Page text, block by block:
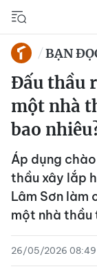
BẠN
Đấu thầu
một nhà
bao
Áp dụng
thầu xây lắp
Lâm Sơn làm
một nhà thầu
26/05/2026 08:49